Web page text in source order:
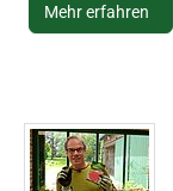
Mehr erfahren